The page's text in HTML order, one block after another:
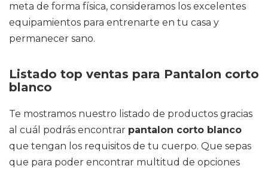
meta de forma física, consideramos los excelentes
equipamientos para entrenarte en tu casa y
permanecer sano.
Listado top ventas para Pantalon corto
blanco
Te mostramos nuestro listado de productos gracias
al cuál podrás encontrar pantalon corto blanco
que tengan los requisitos de tu cuerpo. Que sepas
que para poder encontrar multitud de opciones